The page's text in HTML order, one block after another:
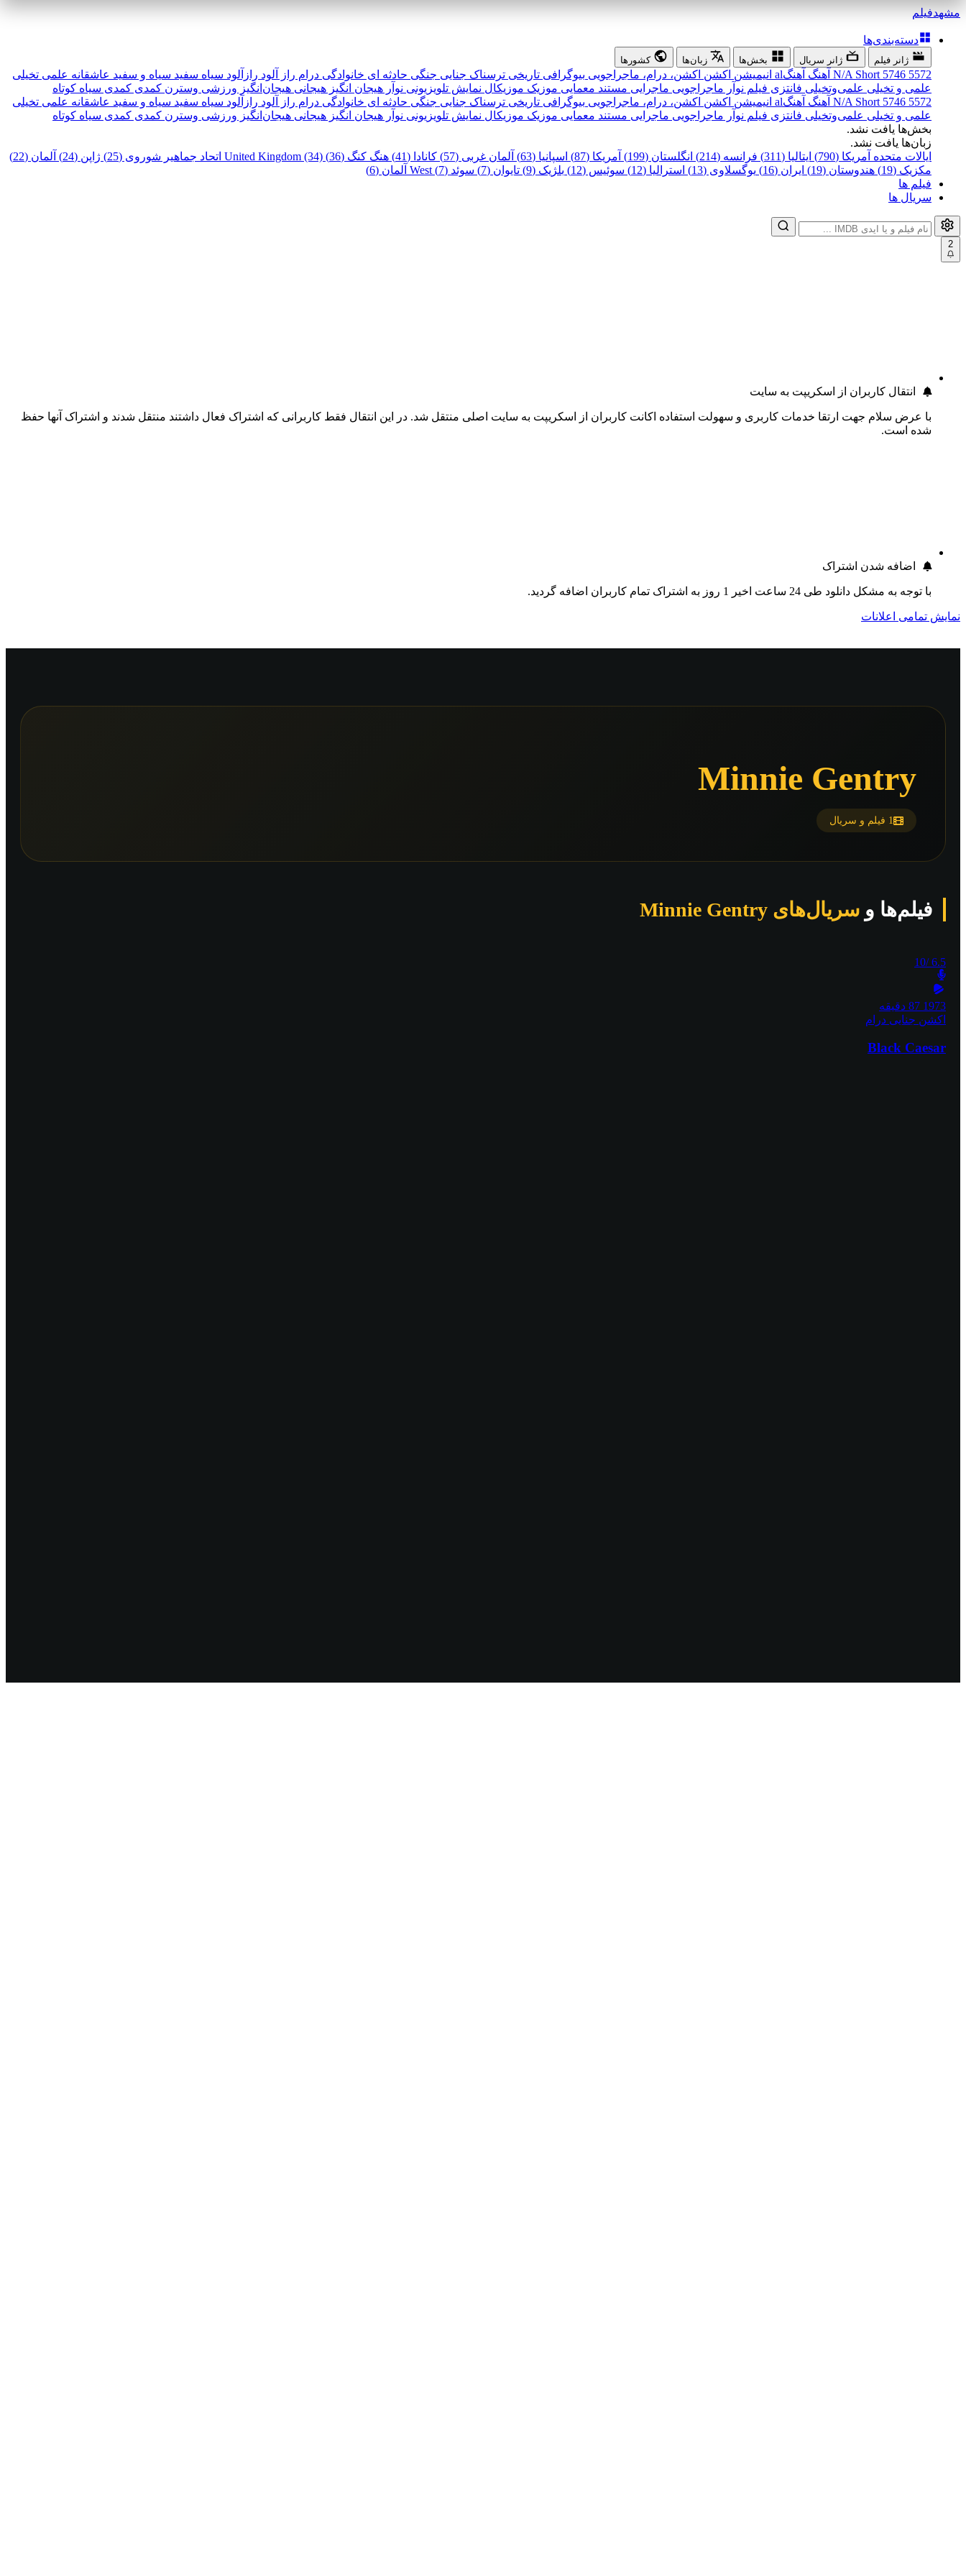
مشهدفیلم
دسته‌بندی‌ها
ژانر فیلم ژانر سریال بخش‌ها زبان‌ها کشورها
5572
5746
N/A Short آهنگ آهنگal انیمیشن اکشن اکشن، درام، ماجراجویی بیوگرافی تاریخی ترسناک جنایی جنگی حادثه ای خانوادگی درام راز آلود رازآلود سیاه سفید سیاه و سفید عاشقانه علمی تخیلی
علمی و تخیلی علمی‌و‌تخیلی فانتزی فیلم نوآر ماجراجویی ماجرایی مستند معمایی موزیک موزیکال نمایش تلویزیونی نوآر هیجان انگیز هیجانی هیجان‌انگیز ورزشی وسترن کمدی کمدی سیاه کوتاه
5572
5746
N/A Short آهنگ آهنگal انیمیشن اکشن اکشن، درام، ماجراجویی بیوگرافی تاریخی ترسناک جنایی جنگی حادثه ای خانوادگی درام راز آلود رازآلود سیاه سفید سیاه و سفید عاشقانه علمی تخیلی
علمی و تخیلی علمی‌و‌تخیلی فانتزی فیلم نوآر ماجراجویی ماجرایی مستند معمایی موزیک موزیکال نمایش تلویزیونی نوآر هیجان انگیز هیجانی هیجان‌انگیز ورزشی وسترن کمدی کمدی سیاه کوتاه
بخش‌ها یافت نشد.
زبان‌ها یافت نشد.
ایالات متحده آمریکا (790)
ایتالیا (311) فرانسه (214) انگلستان (199) آمریکا (87) اسپانیا (63) آلمان غربی (57) کانادا (41) هنگ کنگ (36) United Kingdom (34) اتحاد جماهیر شوروی (25) ژاپن (24)
آلمان (22)
مکزیک (19)
هندوستان (19) ایران (16) یوگسلاوی (13) استرالیا (12) سوئیس (12) بلژیک (9) تایوان (7) سوئد (7)
West آلمان (6)
فیلم ها
سریال ها
2
انتقال کاربران از اسکریپت به سایت
با عرض سلام جهت ارتقا خدمات کاربری و سهولت استفاده اکانت کاربران از اسکریپت به سایت اصلی منتقل شد. در این انتقال فقط کاربرانی که اشتراک فعال داشتند منتقل شدند و اشتراک آنها حفظ
شده است.
اضافه شدن اشتراک
با توجه به مشکل دانلود طی 24 ساعت اخیر 1 روز به اشتراک تمام کاربران اضافه گردید.
نمایش تمامی اعلانات
Minnie Gentry
1 فیلم و سریال
فیلم‌ها و سریال‌های Minnie Gentry
6.5
/10
1973 87 دقیقه
اکشن جنایی درام
Black Caesar